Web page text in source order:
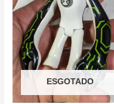
ESGOTADO